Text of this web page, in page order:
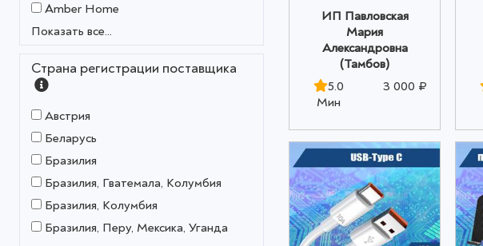
Amber Home
Показать все...
Страна регистрации поставщика
Австрия
Беларусь
Бразилия
Бразилия, Гватемала, Колумбия
Бразилия, Колумбия
Бразилия, Перу, Мексика, Уганда
ИП Павловская
Мария
Александровна
(Тамбов)
5.0
Мин
3 000 ₽